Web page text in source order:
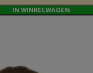
IN WINKELWAGEN